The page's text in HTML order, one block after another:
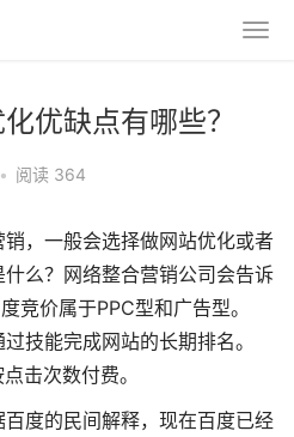
优缺点有哪些？
• 阅读 364
，一般会选择做网站优化或者
么？网络整合营销公司会告诉
竞价属于PPC型和广告型。
技能完成网站的长期排名。
击次数付费。
度的民间解释，现在百度已经